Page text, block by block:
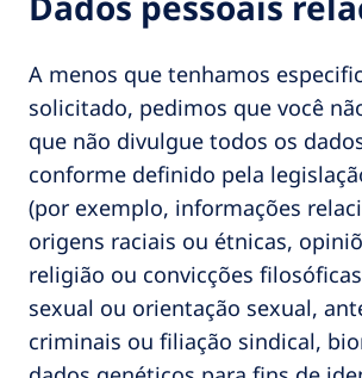
A menos que tenhamos
solicitado, pedimos que você
que não divulgue todos os
conforme definido pela
(por exemplo, informações
origens raciais ou étnicas,
religião ou convicções
sexual ou orientação sexual,
criminais ou filiação sindical,